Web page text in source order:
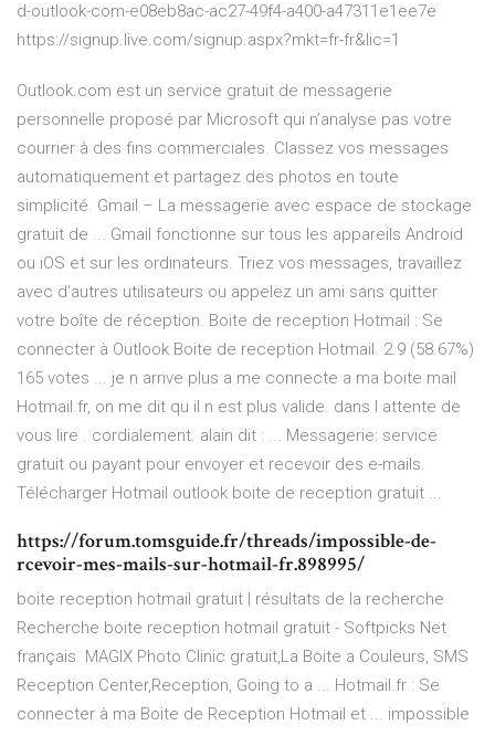
d-outlook-com-e08eb8ac-ac27-49f4-a400-a47311e1ee7e
https://signup.live.com/signup.aspx?mkt=fr-fr&lic=1
Outlook.com est un service gratuit de messagerie
personnelle proposé par Microsoft qui n’analyse pas votre
courrier à des fins commerciales. Classez vos messages
automatiquement et partagez des photos en toute
simplicité. Gmail – La messagerie avec espace de stockage
gratuit de ... Gmail fonctionne sur tous les appareils Android
ou iOS et sur les ordinateurs. Triez vos messages, travaillez
avec d'autres utilisateurs ou appelez un ami sans quitter
votre boîte de réception. Boite de reception Hotmail : Se
connecter à Outlook Boite de reception Hotmail. 2.9 (58.67%)
165 votes ... je n arrive plus a me connecte a ma boite mail
Hotmail.fr, on me dit qu il n est plus valide. dans l attente de
vous lire . cordialement. alain dit : ... Messagerie: service
gratuit ou payant pour envoyer et recevoir des e-mails.
Télécharger Hotmail outlook boite de reception gratuit ...
https://forum.tomsguide.fr/threads/impossible-de-
rcevoir-mes-mails-sur-hotmail-fr.898995/
boite reception hotmail gratuit | résultats de la recherche
Recherche boite reception hotmail gratuit - Softpicks Net
français. MAGIX Photo Clinic gratuit,La Boite a Couleurs, SMS
Reception Center,Reception, Going to a ... Hotmail.fr : Se
connecter à ma Boite de Reception Hotmail et ... impossible